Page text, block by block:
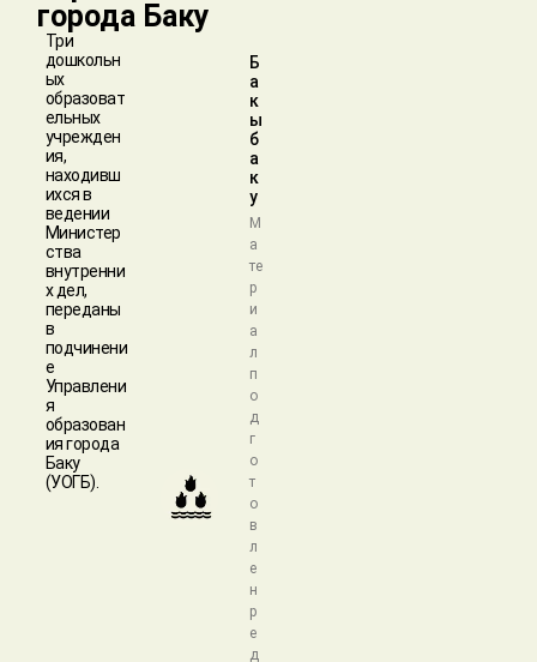
города Баку
Три
дошкольн
ых
образоват
ельных
учрежден
ия,
находивш
ихся в
ведении
Министер
ства
внутренни
х дел,
переданы
в
подчинени
е
Управлени
я
образован
ия города
Баку
(УОГБ).
Б
а
к
ы
б
а
к
у
М
а
те
р
и
а
л
п
о
д
г
о
т
о
в
л
е
н
р
е
д